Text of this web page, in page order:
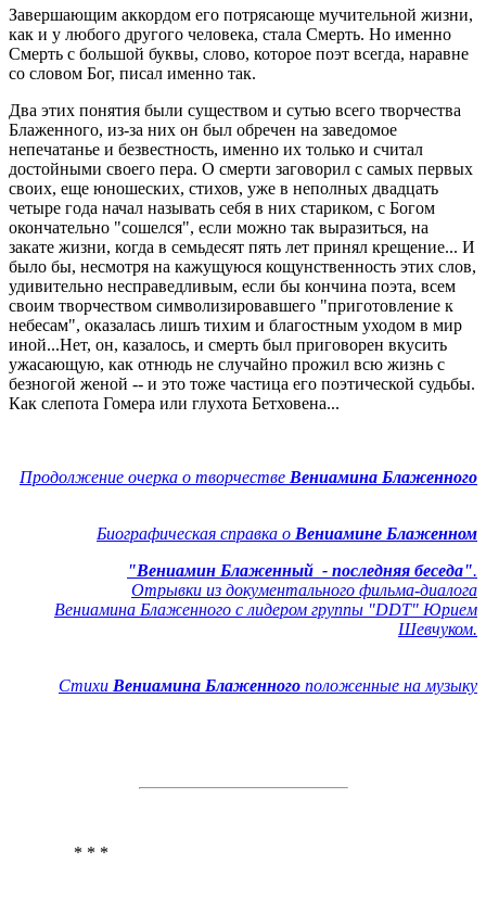
Завершающим аккордом его потрясающе мучительной жизни,
как и у любого другого человека, стала Смерть. Но именно
Смерть с большой буквы, слово, которое поэт всегда, наравне
со словом Бог, писал именно так.
Два этих понятия были существом и сутью всего творчества
Блаженного, из-за них он был обречен на заведомое
непечатанье и безвестность, именно их только и считал
достойными своего пера. О смерти заговорил с самых первых
своих, еще юношеских, стихов, уже в неполных двадцать
четыре года начал называть себя в них стариком, с Богом
окончательно "сошелся", если можно так выразиться, на
закате жизни, когда в семьдесят пять лет принял крещение... И
было бы, несмотря на кажущуюся кощунственность этих слов,
удивительно несправедливым, если бы кончина поэта, всем
своим творчеством символизировавшего "приготовление к
небесам", оказалась лишъ тихим и благостным уходом в мир
иной...Нет, он, казалось, и смерть был приговорен вкусить
ужасающую, как отнюдь не случайно прожил всю жизнь с
безногой женой -- и это тоже частица его поэтической судьбы.
Как слепота Гомера или глухота Бетховена...
Продолжение очерка о творчестве Вениамина Блаженного
Биографическая справка о Вениамине Блаженном
"Вениамин Блаженный - последняя беседа".
Отрывки из документального фильма-диалога
Вениамина Блаженного с лидером группы "DDT" Юрием
Шевчуком.
Стихи Вениамина Блаженного положенные на музыку
* * *